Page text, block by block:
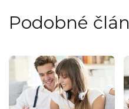
Podobné